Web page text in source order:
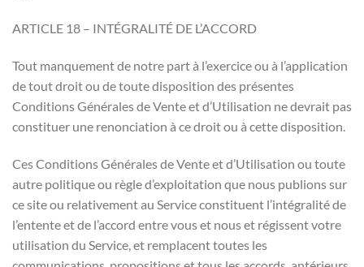
ARTICLE 18 – INTÉGRALITÉ DE L’ACCORD
Tout manquement de notre part à l’exercice ou à l’application
de tout droit ou de toute disposition des présentes
Conditions Générales de Vente et d’Utilisation ne devrait pas
constituer une renonciation à ce droit ou à cette disposition.
Ces Conditions Générales de Vente et d’Utilisation ou toute
autre politique ou règle d’exploitation que nous publions sur
ce site ou relativement au Service constituent l’intégralité de
l’entente et de l’accord entre vous et nous et régissent votre
utilisation du Service, et remplacent toutes les